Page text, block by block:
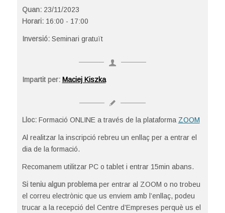
Quan:23/11/2023
Horari:16:00 - 17:00
Inversió: Seminari gratuït
Impartit per: Maciej Kiszka
Lloc:Formació ONLINE a través de la plataforma ZOOM
Al realitzar la inscripció rebreu un enllaç per a entrar el
dia de la formació.
Recomanem utilitzar PC o tablet i entrar 15min abans.
Si teniu algun problemaper entrar al ZOOM o no trobeu
el correu electrònic que us enviem amb l’enllaç, podeu
trucar a la recepció del Centre d’Empreses perquè us el